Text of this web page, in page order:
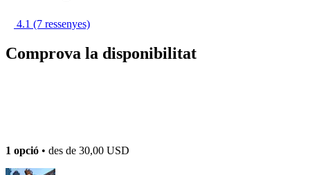
4.1 (7 ressenyes)
Comprova la disponibilitat
1 opció • des de 30,00 USD